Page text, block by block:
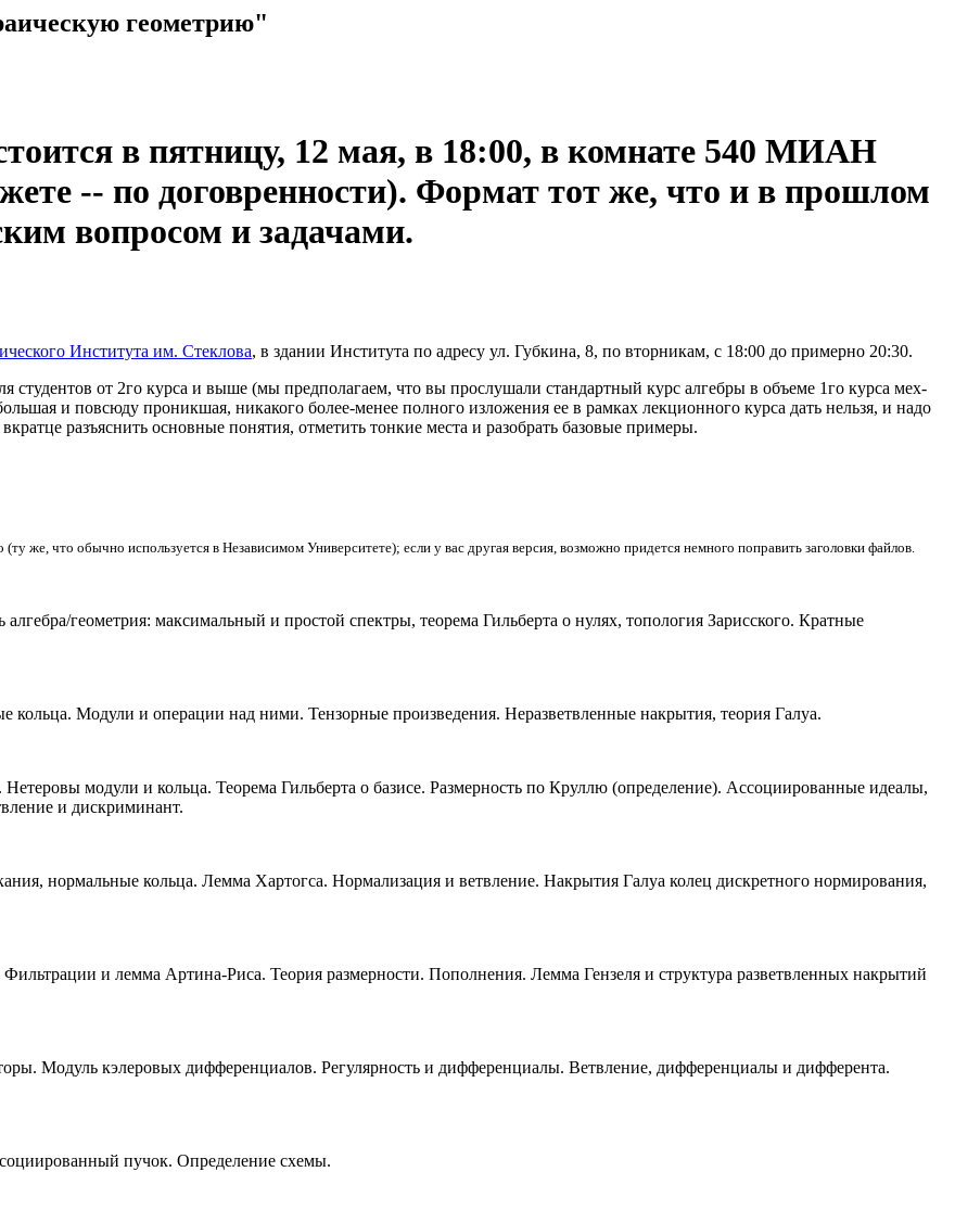
геометрию"
в пятницу, 12 мая, в 18:00, в комнате 540 МИАН
-- по договренности). Формат тот же, что и в прошлом
вопросом и задачами.
Института им. Стеклова, в здании Института по адресу ул. Губкина, 8, по вторникам, с 18:00 до примерно 20:30.
студентов от 2го курса и выше (мы предполагаем, что вы прослушали стандартный курс алгебры в объеме 1го курса мех-
и повсюду проникшая, никакого более-менее полного изложения ее в рамках лекционного курса дать нельзя, и надо
разъяснить основные понятия, отметить тонкие места и разобрать базовые примеры.
что обычно используется в Независимом Университете); если у вас другая версия, возможно придется немного поправить заголовки файлов.
геометрия: максимальный и простой спектры, теорема Гильберта о нулях, топология Зарисского. Кратные
кольца. Модули и операции над ними. Тензорные произведения. Неразветвленные накрытия, теория Галуа.
модули и кольца. Теорема Гильберта о базисе. Размерность по Круллю (определение). Ассоциированные идеалы,
и дискриминант.
нормальные кольца. Лемма Хартогса. Нормализация и ветвление. Накрытия Галуа колец дискретного нормирования,
и лемма Артина-Риса. Теория размерности. Пополнения. Лемма Гензеля и структура разветвленных накрытий
Модуль кэлеровых дифференциалов. Регулярность и дифференциалы. Ветвление, дифференциалы и дифферента.
пучок. Определение схемы.